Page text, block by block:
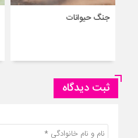
جنگ حیوانات
ثبت دیدگاه